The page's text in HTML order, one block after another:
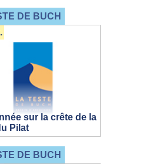
DE BUCH
sur la crête de la
Pilat
DE BUCH